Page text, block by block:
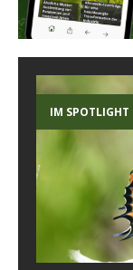
IM SPOTLIGHT